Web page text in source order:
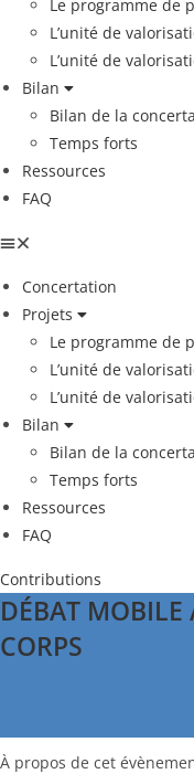
Le programme de
L’unité de
L’unité de
Bilan
Bilan de la
Temps forts
Ressources
FAQ
Concertation
Projets
Le programme de
L’unité de
L’unité de
Bilan
Bilan de la
Temps forts
Ressources
FAQ
Contributions
DÉBAT MOBILE
CORPS
À propos de cet